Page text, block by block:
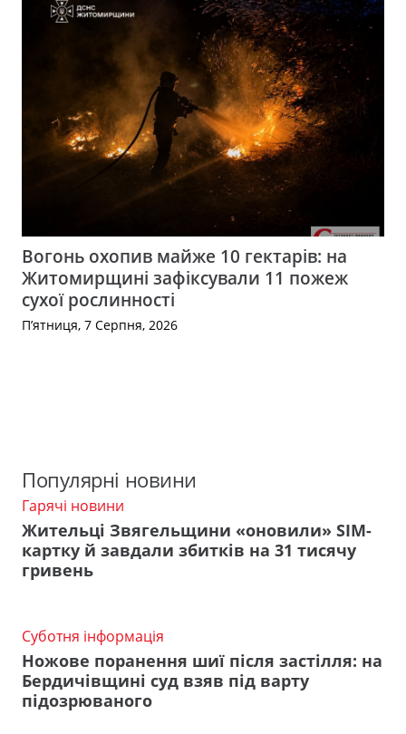
Вогонь охопив майже 10 гектарів: на
Житомирщині зафіксували 11 пожеж
сухої рослинності
П’ятниця, 7 Серпня, 2026
Популярні новини
Гарячі новини
Жительці Звягельщини «оновили» SIM-
картку й завдали збитків на 31 тисячу
гривень
Суботня інформація
Ножове поранення шиї після застілля: на
Бердичівщині суд взяв під варту
підозрюваного